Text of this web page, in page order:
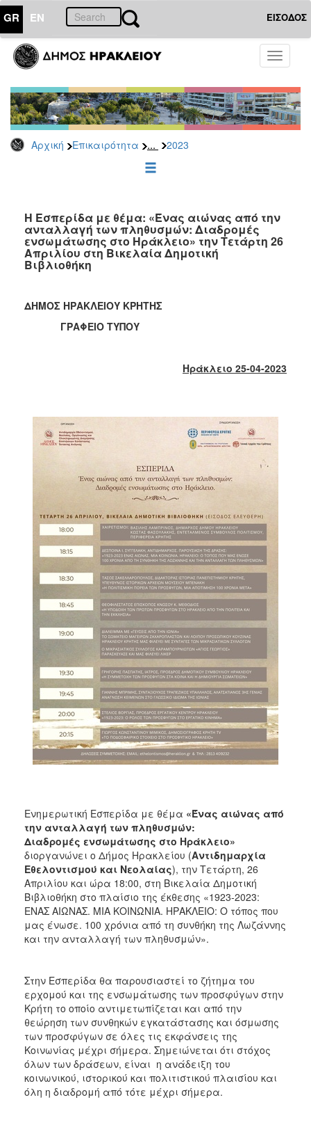
GR EN ΕΙΣΟΔΟΣ
Toggle
Αρχική Επικαιρότητα ... 2023
ΕΠΙΚΑΙΡΟΤΗΤΑ
Τύπου
Αρχείο
2026
2025
2022
2021
2020
2018
2017
2011
2010
ΔΗΜΟΤΗΣ
ΗΡΑΚΛΕΙΟ
Η Εσπερίδα με θέμα: «Ένας αιώνας από την
ανταλλαγή των πληθυσμών: Διαδρομές
ενσωμάτωσης στο Ηράκλειο» την Τετάρτη 26
Απριλίου στη Βικελαία Δημοτική
Βιβλιοθήκη
ΔΗΜΟΣ ΗΡΑΚΛΕΙΟΥ ΚΡΗΤΗΣ
ΓΡΑΦΕΙΟ ΤΥΠΟΥ
Ηράκλειο 25-04-2023
Ενημερωτική Εσπερίδα με θέμα «Ένας αιώνας από
την ανταλλαγή των πληθυσμών:
Διαδρομές ενσωμάτωσης στο Ηράκλειο»
διοργανώνει ο Δήμος Ηρακλείου (Αντιδημαρχία
Εθελοντισμού και Νεολαίας), την Τετάρτη, 26
Απριλίου και ώρα 18:00, στη Βικελαία Δημοτική
Βιβλιοθήκη στο πλαίσιο της έκθεσης «1923-2023:
ΕΝΑΣ ΑΙΩΝΑΣ. ΜΙΑ ΚΟΙΝΩΝΙΑ. ΗΡΑΚΛΕΙΟ: Ο τόπος που
μας ένωσε. 100 χρόνια από τη συνθήκη της Λωζάννης
και την ανταλλαγή των πληθυσμών».
Στην Εσπερίδα θα παρουσιαστεί τo ζήτημα του
ερχομού και της ενσωμάτωσης των προσφύγων στην
Κρήτη το οποίο αντιμετωπίζεται και από την
θεώρηση των συνθηκών εγκατάστασης και όσμωσης
των προσφύγων σε όλες τις εκφάνσεις της
Κοινωνίας μέχρι σήμερα. Σημειώνεται ότι στόχος
όλων των δράσεων, είναι η ανάδειξη του
κοινωνικού, ιστορικού και πολιτιστικού πλαισίου και
όλη η διαδρομή από τότε μέχρι σήμερα.